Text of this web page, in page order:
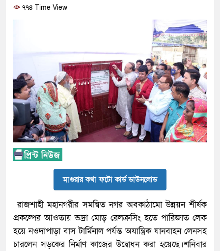
৭৭৪ Time View
মাগুরার কথা ফটো কার্ড ডাউনলোড
রাজশাহী মহানগরীর সমন্বিত নগর অবকাঠামো উন্নয়ন শীর্ষক
প্রকল্পের আওতায় ভদ্রা মোড় রেলক্রসিং হতে পারিজাত লেক
হয়ে নওদাপাড়া বাস টার্মিনাল পর্যন্ত অযান্ত্রিক যানবাহন লেনসহ
চারলেন সড়কের নির্মাণ কাজের উদ্বোধন করা হয়েছে।শনিবার